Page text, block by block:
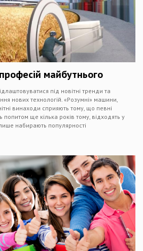
майбутнього
під новітні тренди та
нових технологій. «Розумні» машини,
винаходи сприяють тому, що певні
попитом ще кілька років тому, відходять у
набирають популярності